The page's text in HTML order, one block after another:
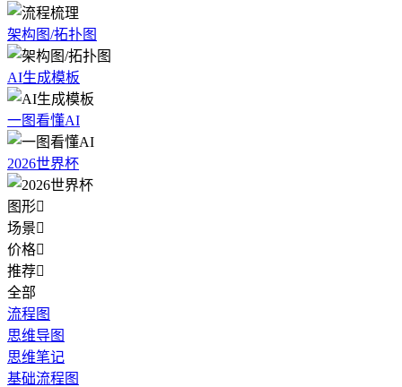
架构图/拓扑图
AI生成模板
一图看懂AI
2026世界杯
图形
场景
价格
推荐
全部
流程图
思维导图
思维笔记
基础流程图